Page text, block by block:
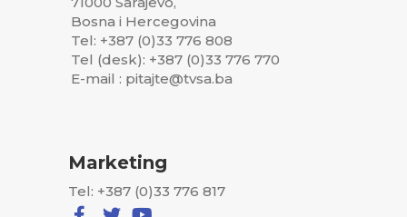
Bosna i Hercegovina
Tel: +387 (0)33 776 808
Tel (desk): +387 (0)33 776 770
E-mail : pitajte@tvsa.ba
Marketing
Tel: +387 (0)33 776 817